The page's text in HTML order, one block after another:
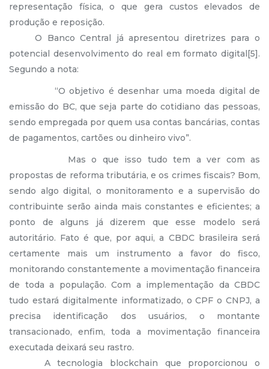
representação física, o que gera custos elevados de
produção e reposição.
O Banco Central já apresentou diretrizes para o
potencial desenvolvimento do real em formato digital[5].
Segundo a nota:
“O objetivo é desenhar uma moeda digital de
emissão do BC, que seja parte do cotidiano das pessoas,
sendo empregada por quem usa contas bancárias, contas
de pagamentos, cartões ou dinheiro vivo”.
Mas o que isso tudo tem a ver com as
propostas de reforma tributária, e os crimes fiscais? Bom,
sendo algo digital, o monitoramento e a supervisão do
contribuinte serão ainda mais constantes e eficientes; a
ponto de alguns já dizerem que esse modelo será
autoritário. Fato é que, por aqui, a CBDC brasileira será
certamente mais um instrumento a favor do fisco,
monitorando constantemente a movimentação financeira
de toda a população. Com a implementação da CBDC
tudo estará digitalmente informatizado, o CPF o CNPJ, a
precisa identificação dos usuários, o montante
transacionado, enfim, toda a movimentação financeira
executada deixará seu rastro.
A tecnologia blockchain que proporcionou o